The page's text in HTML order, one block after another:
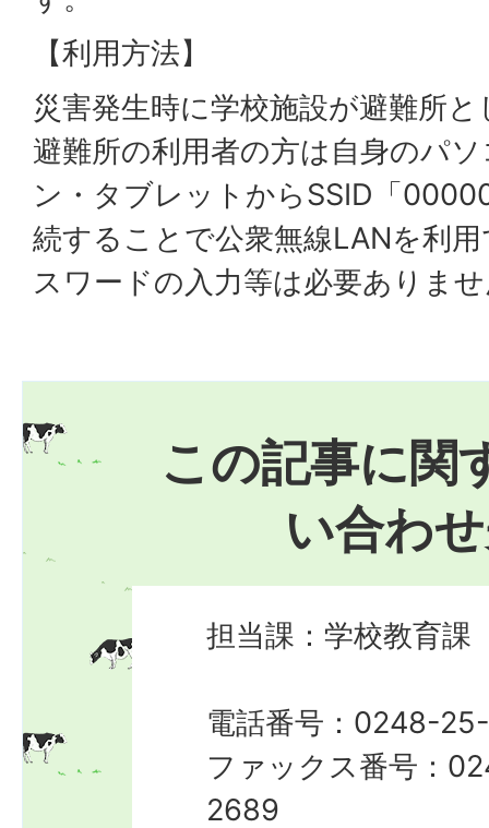
【利用方法】
災害発生時に学校施設が避難所
避難所の利用者の方は自身のパ
ン・タブレットからSSID「
続することで公衆無線LANを利
スワードの入力等は必要ありま
この記事に関
い合わ
担当課：学校教育課
電話番号：0248-
ファックス番号：
2689